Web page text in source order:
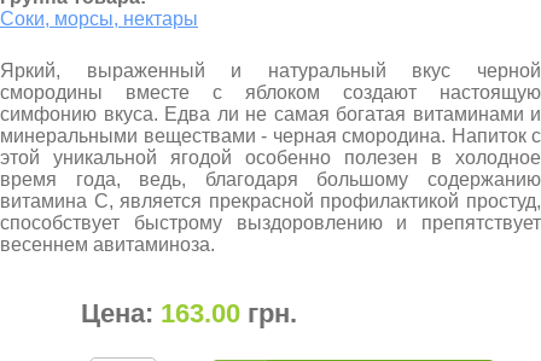
Соки, морсы, нектары
Яркий, выраженный и натуральный вкус черной
смородины вместе с яблоком создают настоящую
симфонию вкуса. Едва ли не самая богатая витаминами и
минеральными веществами - черная смородина. Напиток с
этой уникальной ягодой особенно полезен в холодное
время года, ведь, благодаря большому содержанию
витамина С, является прекрасной профилактикой простуд,
способствует быстрому выздоровлению и препятствует
весеннем авитаминоза.
Цена: 163.00 грн.